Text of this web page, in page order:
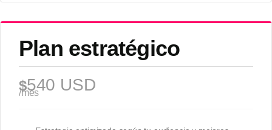
Plan estratégico
$540 USD
/mes